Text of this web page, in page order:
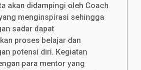
akan didampingi oleh Coach
menginspirasi sehingga
sadar dapat
proses belajar dan
potensi diri. Kegiatan
para mentor yang